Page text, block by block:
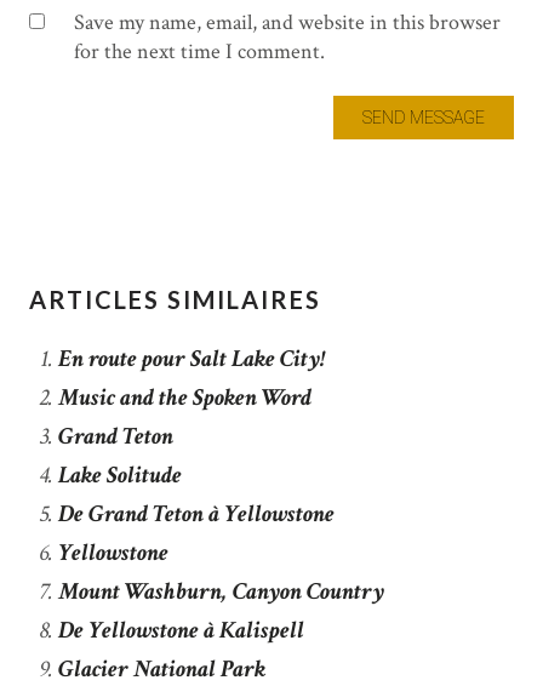
Save my name, email, and website in this browser
for the next time I comment.
ARTICLES SIMILAIRES
En route pour Salt Lake City!
Music and the Spoken Word
Grand Teton
Lake Solitude
De Grand Teton à Yellowstone
Yellowstone
Mount Washburn, Canyon Country
De Yellowstone à Kalispell
Glacier National Park